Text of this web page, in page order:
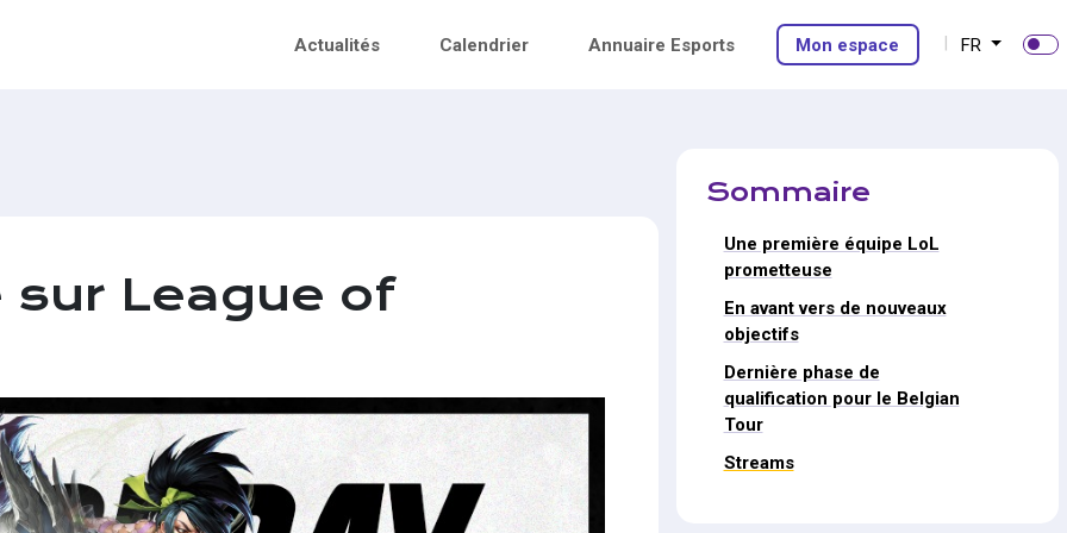
Actualités Calendrier Annuaire Esports Mon espace FR
League of
Sommaire
Une première équipe LoL
prometteuse
En avant vers de nouveaux
objectifs
Dernière phase de
qualification pour le Belgian
Tour
Streams